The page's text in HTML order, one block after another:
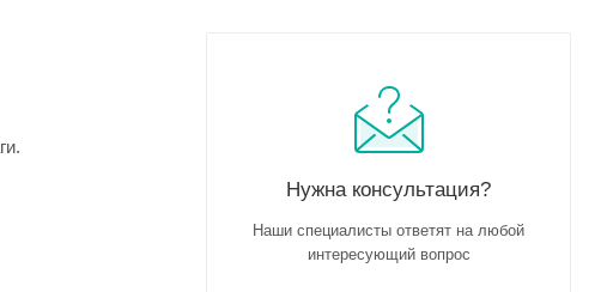
Нужна консультация?
Наши специалисты ответят на любой
интересующий вопрос